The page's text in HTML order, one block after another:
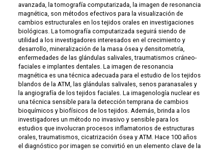
avanzada, la tomografía computarizada, la imagen de resonancia
magnética, son métodos efectivos para la visualización de
cambios estructurales en los tejidos orales en investigaciones
biológicas. La tomografía computarizada seguirá siendo de
utilidad a los investigadores interesados en el crecimiento y
desarrollo, mineralización de la masa ósea y densitometría,
enfermedades de las glándulas salivales, traumatismos cráneo-
faciales e implantes dentales. La imagen de resonancia
magnética es una técnica adecuada para el estudio de los tejidos
blandos de la ATM, las glándulas salivales, senos paranasales y
la angiografía de los tejidos faciales. La imagenología nuclear es
una técnica sensible para la detección temprana de cambios
bioquímicos y biofísicos de los tejidos. Además, brinda a los
investigadores un método no invasivo y sensible para los
estudios que involucran procesos inflamatorios de estructuras
orales, traumatismos, cicatrización ósea y ATM. Hace 100 años
el diagnóstico por imagen se convirtió en un elemento clave de la